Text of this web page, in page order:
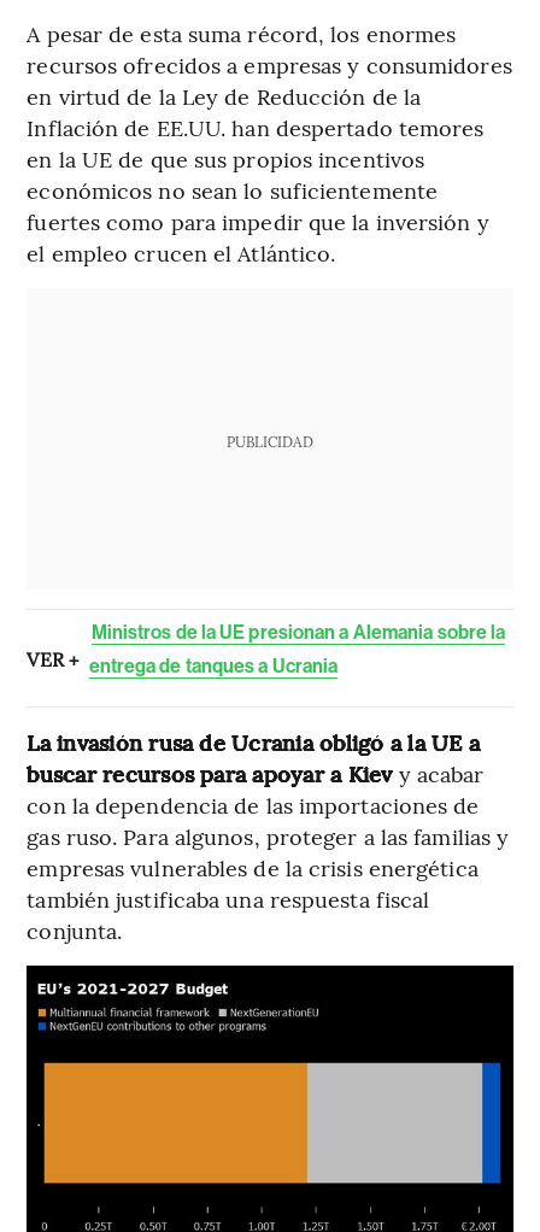
A pesar de esta suma récord, los enormes
recursos ofrecidos a empresas y consumidores
en virtud de la Ley de Reducción de la
Inflación de EE.UU. han despertado temores
en la UE de que sus propios incentivos
económicos no sean lo suficientemente
fuertes como para impedir que la inversión y
el empleo crucen el Atlántico.
PUBLICIDAD
VER +
Ministros de la UE presionan a Alemania sobre la
entrega de tanques a Ucrania
La invasión rusa de Ucrania obligó a la UE a
buscar recursos para apoyar a Kievy acabar
con la dependencia de las importaciones de
gas ruso. Para algunos, proteger a las familias y
empresas vulnerables de la crisis energética
también justificaba una respuesta fiscal
conjunta.